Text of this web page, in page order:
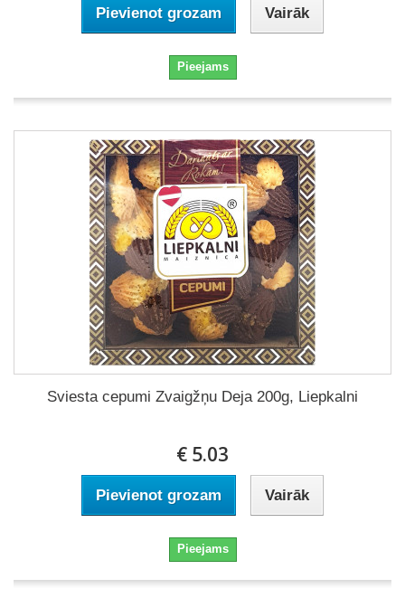
Pievienot grozam Vairāk
Pieejams
Sviesta cepumi Zvaigžņu Deja 200g, Liepkalni
€ 5.03
Pievienot grozam Vairāk
Pieejams